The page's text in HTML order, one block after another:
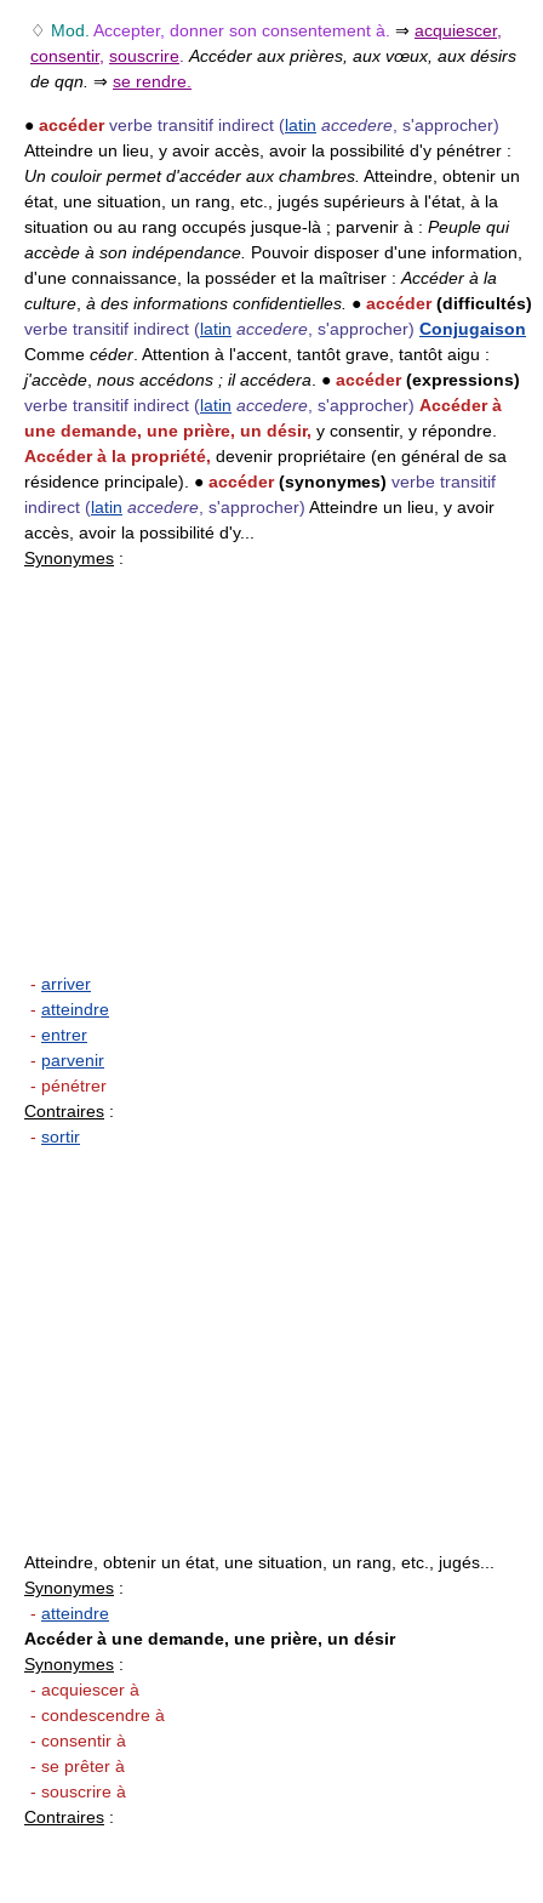
♢ Mod. Accepter, donner son consentement à. ⇒ acquiescer,
consentir, souscrire.Accéder aux prières, aux vœux, aux désirs
de qqn. ⇒ se rendre.
● accéder verbe transitif indirect (latin accedere, s'approcher)
Atteindre un lieu, y avoir accès, avoir la possibilité d'y pénétrer :
Un couloir permet d'accéder aux chambres. Atteindre, obtenir un
état, une situation, un rang, etc., jugés supérieurs à l'état, à la
situation ou au rang occupés jusque-là ; parvenir à : Peuple qui
accède à son indépendance. Pouvoir disposer d'une information,
d'une connaissance, la posséder et la maîtriser :Accéder à la
culture, à des informations confidentielles. ● accéder(difficultés)
verbe transitif indirect (latin accedere, s'approcher) Conjugaison
Comme céder. Attention à l'accent, tantôt grave, tantôt aigu :
j'accède, nous accédons ; il accédera. ● accéder(expressions)
verbe transitif indirect (latin accedere, s'approcher) Accéder à
une demande, une prière, un désir, y consentir, y répondre.
Accéder à la propriété, devenir propriétaire (en général de sa
résidence principale). ● accéder(synonymes) verbe transitif
indirect (latin accedere, s'approcher) Atteindre un lieu, y avoir
accès, avoir la possibilité d'y...
Synonymes :
- arriver
- atteindre
- entrer
- parvenir
- pénétrer
Contraires :
- sortir
Atteindre, obtenir un état, une situation, un rang, etc., jugés...
Synonymes :
- atteindre
Accéder à une demande, une prière, un désir
Synonymes :
- acquiescer à
- condescendre à
- consentir à
- se prêter à
- souscrire à
Contraires :